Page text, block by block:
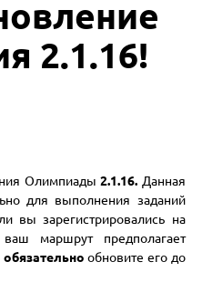
2.1.16!
Олимпиады2.1.16. Данная
для выполнения заданий
вы зарегистрировались на
маршрут предполагает
обязательнообновите его до